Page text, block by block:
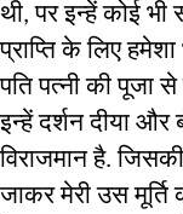
थी, पर इन्हें कोई भी
प्राप्ति के लिए हमेशा
पति पत्नी की पूजा से
इन्हें दर्शन दीया और
विराजमान है. जिसकी
जाकर मेरी उस मूर्ति